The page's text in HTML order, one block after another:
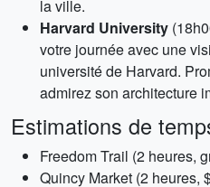
la ville.
Harvard University
votre journée avec une
université de Harvard.
admirez son architecture
Estimations de
Freedom Trail (2 heures,
Quincy Market (2 heures,